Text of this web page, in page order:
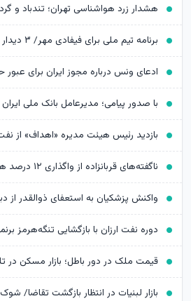
ادعای ونس درباره مجوز ایران برای
با صدور پیامی؛ مدیرعامل بانک ملی
ناگفته‌های قربانزاده از واگذاری ۱۲ درصد هلدینگ خلیج فارس
دوره نفت ارزان با بازگشایی تنگه‌هرمز
بازار لبنیات در انتظار بازگشت تقاضا/